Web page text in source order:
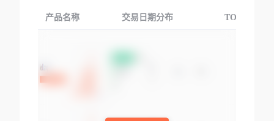
产品名称 交易日期分布 TOP3交易国